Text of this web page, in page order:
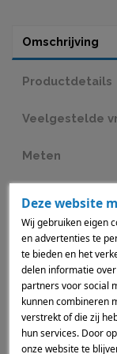
Omschrijving
Productdetails
Veelgestelde
Meten
Hoe bestellen?
Aluminium
Onze Aluminium
met praktische
interieur. Gemaakt
licht, sterk en
Deze website
Wij gebruiken eigen
en advertenties te
te bieden en het
delen informatie
partners voor social
kunnen combineren
verstrekt of die zij
hun services. Door
onze website te